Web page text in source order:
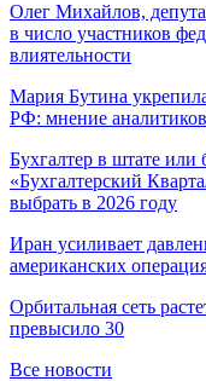
Олег Михайлов,
в число участников
влиятельности
Мария Бутина
РФ: мнение аналитиков
Бухгалтер в штате или
«Бухгалтерский
выбрать в 2026 году
Иран усиливает
американских
Орбитальная сеть
превысило 30
Все новости